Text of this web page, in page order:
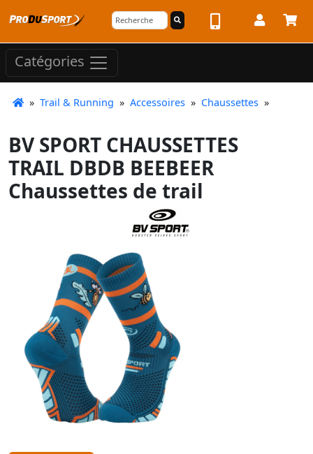
Catégories
» Trail & Running » Accessoires » Chaussettes »
BV SPORT CHAUSSETTES
TRAIL DBDB BEEBEER
Chaussettes de trail